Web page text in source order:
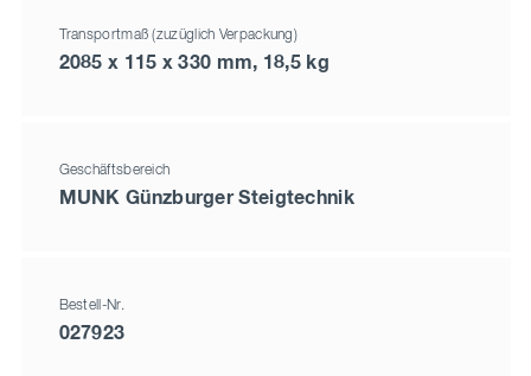
Transportmaß (zuzüglich Verpackung)
2085 x 115 x 330 mm, 18,5 kg
Geschäftsbereich
MUNK Günzburger Steigtechnik
Bestell-Nr.
027923